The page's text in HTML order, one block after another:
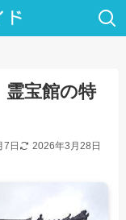
霊宝館の特
7日 2026年3月28日